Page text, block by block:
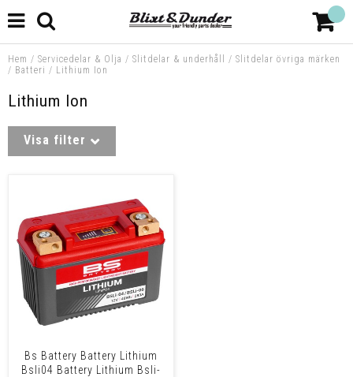
Hem / Servicedelar & Olja / Slitdelar & underhåll / Slitdelar övriga märken
/ Batteri / Lithium Ion
Lithium Ion
Visa filter
Bs Battery Battery Lithium
Bsli04 Battery Lithium Bsli-